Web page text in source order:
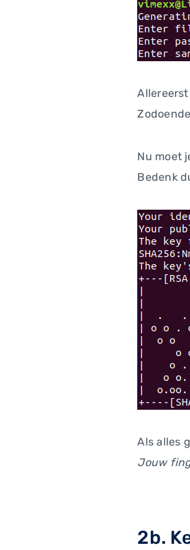
Nu moet
Bedenk
Als alles
Jouw
2b.